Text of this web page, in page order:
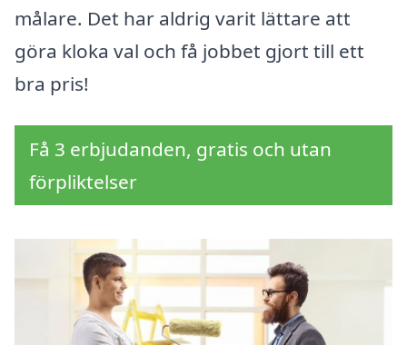
målare. Det har aldrig varit lättare att
göra kloka val och få jobbet gjort till ett
bra pris!
Få 3 erbjudanden, gratis och utan
förpliktelser